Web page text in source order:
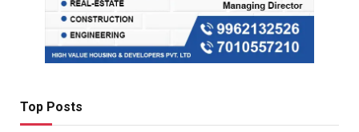
Top Posts